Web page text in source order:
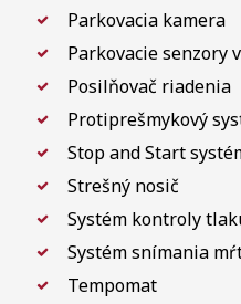
Parkovacia kamera
Parkovacie senzory
Posilňovač riadenia
Protiprešmykový
Stop and Start
Strešný nosič
Systém kontroly
Systém snímania
Tempomat